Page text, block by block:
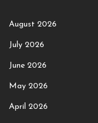
August 2026
July 2026
June 2026
May 2026
April 2026